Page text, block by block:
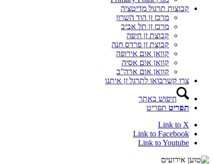
קבוצות תרגול מדיטציה
מרכז זן הוד השרון
מרכז זן תל אביב
קבוצת זן חיפה
קבוצת זן פרדס חנה
קוואן אום אירופה
קוואן אום אסיה
קוואן אום ארה”ב
צרו קשרבואו לתרגל זן איתנו
חיפוש באתר
תפריט תפריט
Link to X
Link to Facebook
Link to Youtube